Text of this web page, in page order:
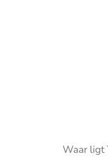
Waar ligt